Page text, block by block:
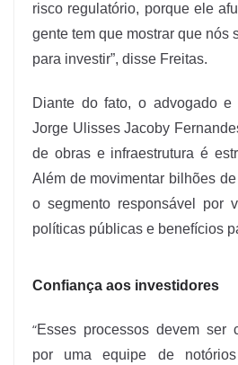
risco regulatório, porque ele
gente tem que mostrar que nós
para investir”, disse Freitas.
Diante do fato, o advogado e
Jorge Ulisses Jacoby
de obras e infraestrutura é
Além de movimentar bilhões
o segmento responsável por
políticas públicas e benefícios
Confiança aos investidores
“Esses processos devem ser
por uma equipe de